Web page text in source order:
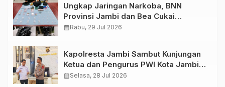
Ungkap Jaringan Narkoba, BNN
Provinsi Jambi dan Bea Cukai
Amankan Sembilan Pelaku beserta
calendar_monthRabu, 29 Jul 2026
Kapolresta Jambi Sambut Kunjungan
Ketua dan Pengurus PWI Kota Jambi
Perkuat Sinergi dan Kolaborasi
calendar_monthSelasa, 28 Jul 2026